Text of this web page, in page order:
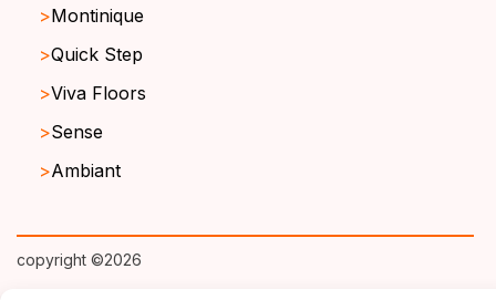
Montinique
Quick Step
Viva Floors
Sense
Ambiant
copyright ©2026